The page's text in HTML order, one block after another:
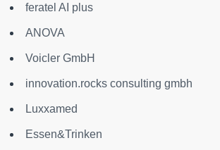
feratel AI plus
ANOVA
Voicler GmbH
innovation.rocks consulting gmbh
Luxxamed
Essen&Trinken